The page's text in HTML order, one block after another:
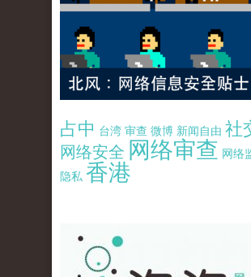
占中 台湾 审查 微博 新闻自由 社
网络安全 网络审查 网络
隐私 香港
pao-pao-banner-mirror-site-